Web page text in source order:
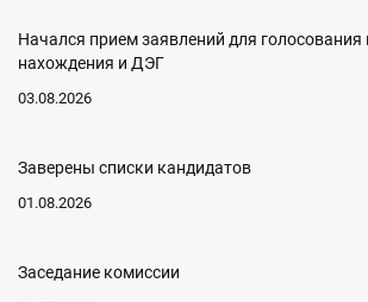
Начался прием заявлений для голосования
нахождения и ДЭГ
03.08.2026
Заверены списки кандидатов
01.08.2026
Заседание комиссии